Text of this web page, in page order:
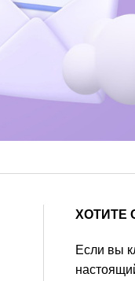
ХОТИТЕ
Если вы